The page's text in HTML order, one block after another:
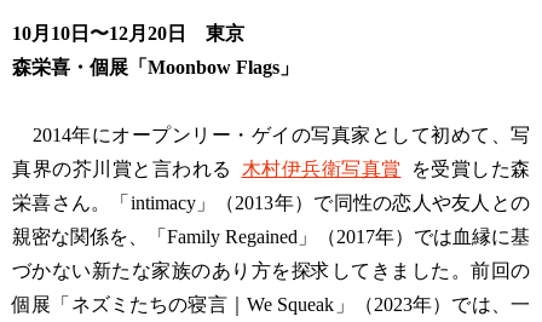
10月10日〜12月20日 東京
森栄喜・個展「Moonbow Flags」
2014年にオープンリー・ゲイの写真家として初めて、写
真界の芥川賞と言われる
木村伊兵衛写真賞
を受賞した森
栄喜さん。「intimacy」（2013年）で同性の恋人や友人との
親密な関係を、「Family Regained」（2017年）では血縁に基
づかない新たな家族のあり方を探求してきました。前回の
個展「ネズミたちの寝言｜We Squeak」（2023年）では、一